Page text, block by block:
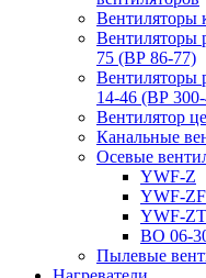
Вентиляторы
Вентиляторы
75 (ВР 86-77)
Вентиляторы
14-46 (ВР
Вентилятор
Канальные
Осевые
YWF-Z
YWF-ZF
YWF-ZT
ВО 06-
Пылевые